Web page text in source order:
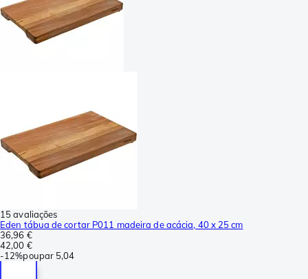
15 avaliações
Eden tábua de cortar P011 madeira de acácia, 40 x 25 cm
36,96 €
42,00 €
-12%poupar 5,04